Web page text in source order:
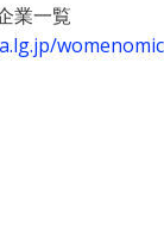
業一覧